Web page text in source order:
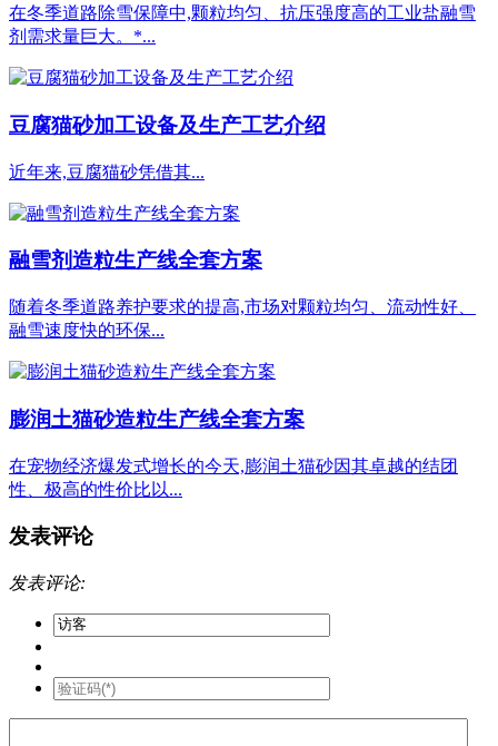
在冬季道路除雪保障中,颗粒均匀、抗压强度高的工业盐融雪
剂需求量巨大。*...
豆腐猫砂加工设备及生产工艺介绍
近年来,豆腐猫砂凭借其...
融雪剂造粒生产线全套方案
随着冬季道路养护要求的提高,市场对颗粒均匀、流动性好、
融雪速度快的环保...
膨润土猫砂造粒生产线全套方案
在宠物经济爆发式增长的今天,膨润土猫砂因其卓越的结团
性、极高的性价比以...
发表评论
发表评论: